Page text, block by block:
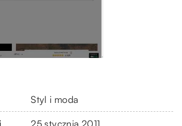
Styl i moda
25 stycznia 2011